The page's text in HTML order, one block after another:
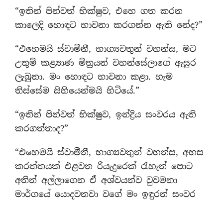
“ඉතින් පින්වත් භික්ෂුව, එහෙ ගත කරන
කාලෙදි හොඳට භාවනා කරගන්න ඇති නේද?”
“එහෙමයි ස්වාමීනී, භාග්‍යවතුන් වහන්ස, මට
උතුම් කළ්‍යාණ මිත්‍රයන් වහන්සේලාගේ ඇසුර
ලැබුනා. මං හොඳට භාවනා කළා. හැම
තිස්සේම සිහියෙන්මයි හිටියේ.”
“ඉතින් පින්වත් භික්ෂුව, ඉන්ද්‍රිය සංවරය ඇති
කරගත්තාද?”
“එහෙමයි ස්වාමීනී, භාග්‍යවතුන් වහන්ස, අහස
කරත්තයක් එළවන රියැදුරෙක් රැහැන් පොට
අතින් අල්ලාගෙන ඒ අශ්වයන්ව වුවමනා
මාර්ගයේ යොදවනවා වගේ මං ඉඳුරන් සංවර